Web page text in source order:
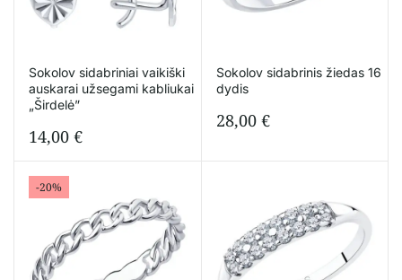
Sokolov sidabriniai vaikiški
auskarai užsegami kabliukai
„Širdelė”
14,00 €
Sokolov sidabrinis žiedas 16
dydis
28,00 €
-20%